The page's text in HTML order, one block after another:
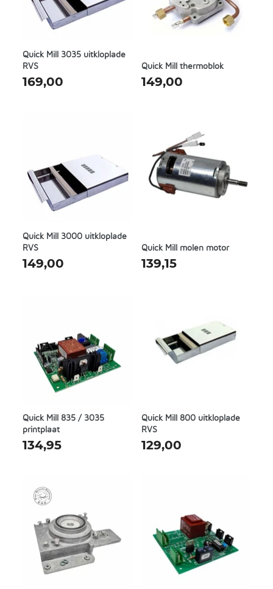
Quick Mill 3035 uitkloplade
RVS
169,00
Quick Mill thermoblok
149,00
Quick Mill 3000 uitkloplade
RVS
149,00
Quick Mill molen motor
139,15
Quick Mill 835 / 3035
printplaat
134,95
Quick Mill 800 uitkloplade
RVS
129,00